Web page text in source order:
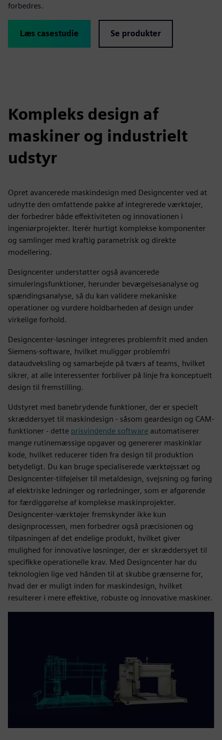
forbedres.
Læs casestudie Se produkter
Kompleks design af
maskiner og industrielt
udstyr
Opret avancerede maskindesign med Designcenter ved at
udnytte den omfattende pakke af integrerede værktøjer,
der forbedrer både effektiviteten og innovationen i
ingeniørprojekter. Iterér hurtigt komplekse komponenter
og samlinger med kraftig parametrisk og direkte
modellering.
Designcenter understøtter også avancerede
simuleringsfunktioner, herunder bevægelsesanalyse og
spændingsanalyse, så du kan validere mekaniske
operationer og vurdere holdbarheden af design under
virkelige forhold.
Designcenter-løsninger integreres problemfrit med anden
Siemens-software, hvilket muliggør problemfri
dataudveksling og samarbejde på tværs af teams, hvilket
sikrer, at alle interessenter forbliver på linje fra konceptuelt
design til fremstilling.
Udstyret med banebrydende funktioner, der er specielt
skræddersyet til maskindesign - såsom geardesign og CAM-
funktioner - dette prisvindende software automatiserer
mange rutinemæssige opgaver og genererer maskinklar
kode, hvilket reducerer tiden fra design til produktion
betydeligt. Du kan bruge specialiserede værktøjssæt og
Designcenter-tilføjelser til metaldesign, svejsning og føring
af elektriske ledninger og rørledninger, som er afgørende
for færdiggørelse af komplekse maskinprojekter.
Designcenter-værktøjer fremskynder ikke kun
designprocessen, men forbedrer også præcisionen og
tilpasningen af det endelige produkt, hvilket giver
mulighed for innovative løsninger, der er skræddersyet til
specifikke operationelle krav. Med Designcenter har du
teknologien lige ved hånden til at skubbe grænserne for,
hvad der er muligt inden for maskindesign, hvilket
resulterer i mere effektive, robuste og innovative maskiner.